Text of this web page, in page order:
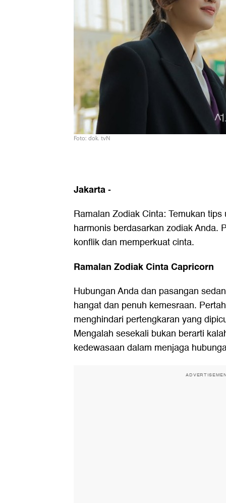
Foto: dok. tvN
Jakarta-
Ramalan Zodiak Cinta: Temukan
harmonis berdasarkan zodiak Anda.
konflik dan memperkuat cinta.
Ramalan Zodiak Cinta Capricorn
Hubungan Anda dan pasangan
hangat dan penuh kemesraan.
menghindari pertengkaran yang
Mengalah sesekali bukan berarti
kedewasaan dalam menjaga